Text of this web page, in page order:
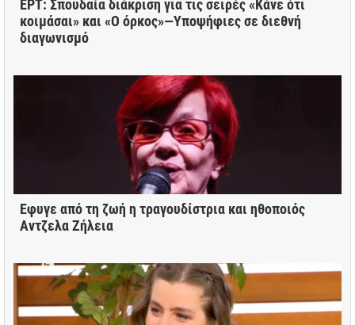
ΕΡΤ: Σπουδαία διάκριση για τις σειρές «Κάνε ότι
κοιμάσαι» και «Ο όρκος»—Υποψήφιες σε διεθνή
διαγωνισμό
Εφυγε από τη ζωή η τραγουδίστρια και ηθοποιός
Αντζελα Ζήλεια